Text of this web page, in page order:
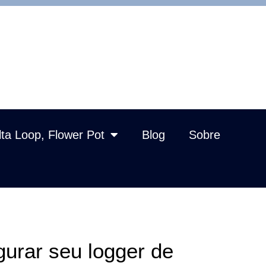
Loop, Flower Pot Blog Sobre
seu logger de